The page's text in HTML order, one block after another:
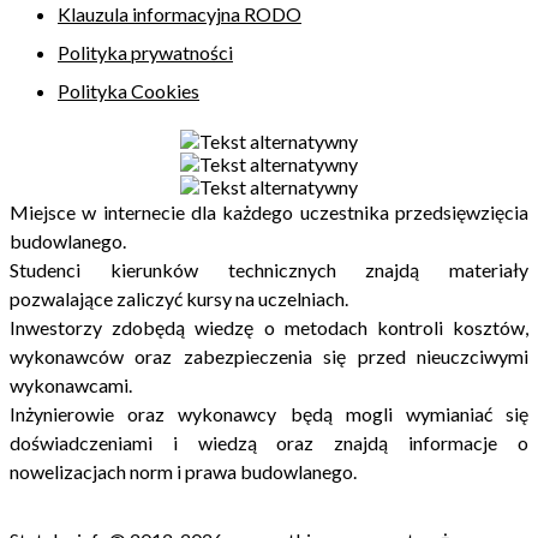
Klauzula informacyjna RODO
Polityka prywatności
Polityka Cookies
Miejsce w internecie dla każdego uczestnika przedsięwzięcia
budowlanego.
Studenci kierunków technicznych znajdą materiały
pozwalające zaliczyć kursy na uczelniach.
Inwestorzy zdobędą wiedzę o metodach kontroli kosztów,
wykonawców oraz zabezpieczenia się przed nieuczciwymi
wykonawcami.
Inżynierowie oraz wykonawcy będą mogli wymianiać się
doświadczeniami i wiedzą oraz znajdą informacje o
nowelizacjach norm i prawa budowlanego.